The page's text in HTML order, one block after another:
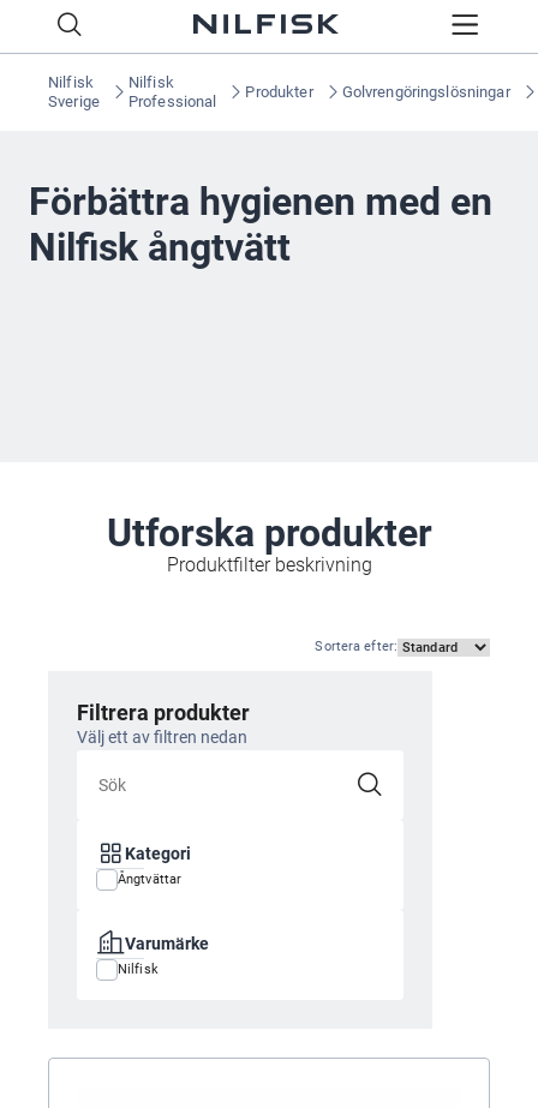
Nilfisk
Sverige
Nilfisk
Professional
Produkter Golvrengöringslösningar
Förbättra hygienen med en
Nilfisk ångtvätt
Utforska produkter
Produktfilter beskrivning
Sortera efter:
Filtrera produkter
Välj ett av filtren nedan
Kategori
Ångtvättar
Varumärke
Nilfisk